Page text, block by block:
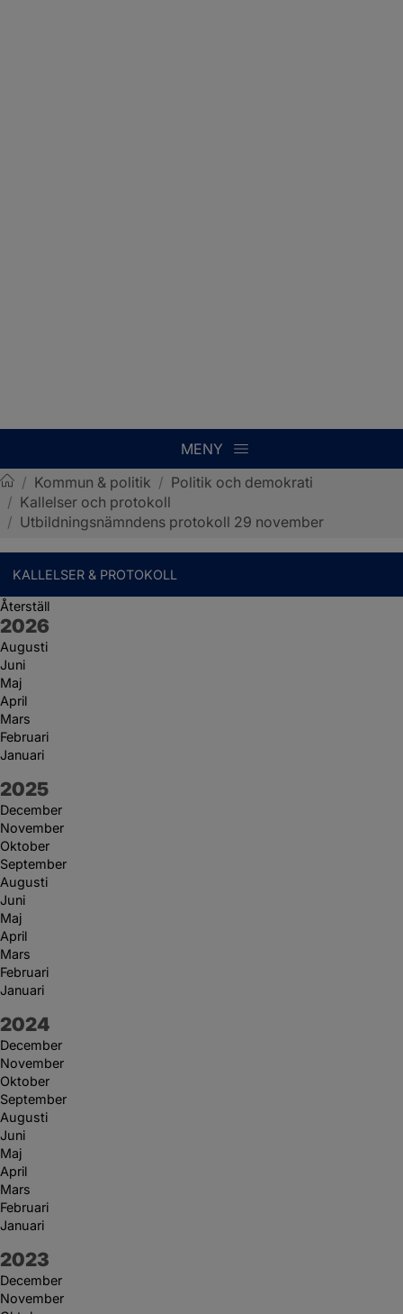
MENY
Sotenäs kommun
/ Kommun & politik / Politik och demokrati
/ Kallelser och protokoll
/ Utbildningsnämndens protokoll 29 november
KALLELSER & PROTOKOLL
Återställ
År:
2026
Augusti
Juni
Maj
April
Mars
Februari
Januari
År:
2025
December
November
Oktober
September
Augusti
Juni
Maj
April
Mars
Februari
Januari
År:
2024
December
November
Oktober
September
Augusti
Juni
Maj
April
Mars
Februari
Januari
År:
2023
December
November